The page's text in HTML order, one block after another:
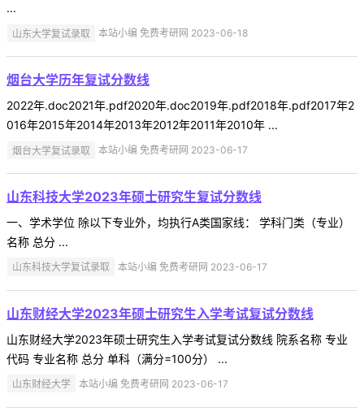
...
山东大学复试录取 本站小编 免费考研网 2023-06-18
烟台大学历年复试分数线
2022年.doc2021年.pdf2020年.doc2019年.pdf2018年.pdf2017年2
016年2015年2014年2013年2012年2011年2010年 ...
烟台大学复试录取 本站小编 免费考研网 2023-06-17
山东科技大学2023年硕士研究生复试分数线
一、学术学位 除以下专业外，均执行A类国家线： 学科门类（专业）
名称 总分 ...
山东科技大学复试录取 本站小编 免费考研网 2023-06-17
山东财经大学2023年硕士研究生入学考试复试分数线
山东财经大学2023年硕士研究生入学考试复试分数线 院系名称 专业
代码 专业名称 总分 单科（满分=100分） ...
山东财经大学 本站小编 免费考研网 2023-06-17